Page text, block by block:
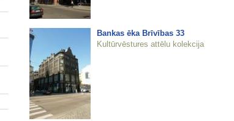
Bankas ēka Brīvības 33
Kultūrvēstures attēlu kolekcija